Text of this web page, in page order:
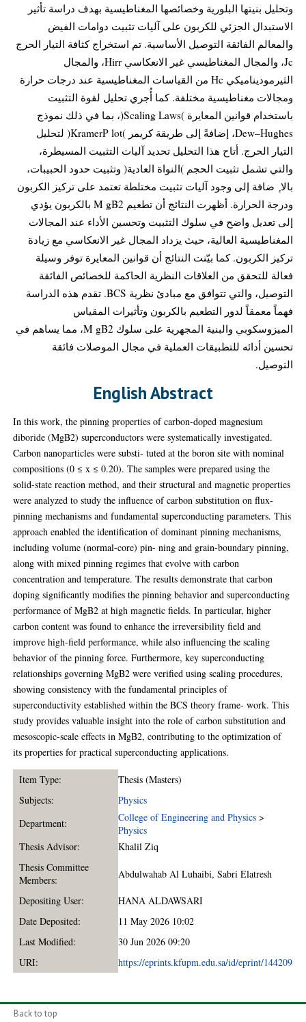
وتحليل بنيتها البلورية وخصائصها المغناطيسية بهدف دراسة تأثير
الاستبدال الجزئي للكربون على آليات تثبيت دوامات الفيض
والمعالم الفائقة التوصيل الأساسية. تم استخراج كثافة التيار الحرج
Jc، والمجال المغناطيسي غير الانعكاسي Hirr، والمجال
الثيرموديناميكي Hc من القياسات المغناطيسية عند درجات حرارة
ومجالات مغناطيسية مختلفة. كما أُجري تحليل لقوة التثبيت
باستخدام قوانين المعايرة )Scaling Laws(، بما في ذلك نموذج
Dew–Hughes، إضافةً إلى طريقة كريمر )KramerP lot( لتحليل
التيار الحرج. أتاح هذا التحليل تحديد آليات التثبيت المسيطرة،
والتي تشمل تثبيت الحجم )النواة العادية( وتثبيت حدود الحبيبات،
بالا ٕ ضافة إلى وجود آليات تثبيت مختلطة تعتمد على تركيز الكربون
ودرجة الحرارة. أظهرت النتائج أن تطعيم M gB2 بالكربون يؤدي
إلى تعديل واضح في سلوك التثبيت وتحسين الأداء عند المجالات
المغناطيسية العالية، حيث يزداد المجال غير الانعكاسي مع زيادة
تركيز الكربون. كما بيّنت النتائج أن قوانين المعايرة توفر وسيلة
فعالة للتحقق من العلاقات النظرية الحاكمة للخصائص الفائقة
التوصيل، والتي تتوافق مع مبادئ نظرية BCS. تقدم هذه الدراسة
فهماً معمقاً لدور التطعيم بالكربون وتأثيرات المقياس
الميزوسكوبي والبنية المجهرية على سلوك M gB2، مما يساهم في
تحسين أدائه للتطبيقات العملية في مجال الموصلات فائقة
التوصيل.
English Abstract
In this work, the pinning properties of carbon-doped magnesium
diboride (MgB2) superconductors were systematically investigated.
Carbon nanoparticles were substi- tuted at the boron site with nominal
compositions (0 ≤ x ≤ 0.20). The samples were prepared using the
solid-state reaction method, and their structural and magnetic properties
were analyzed to study the influence of carbon substitution on flux-
pinning mechanisms and fundamental superconducting parameters. This
approach enabled the identification of dominant pinning mechanisms,
including volume (normal-core) pin- ning and grain-boundary pinning,
along with mixed pinning regimes that evolve with carbon
concentration and temperature. The results demonstrate that carbon
doping significantly modifies the pinning behavior and superconducting
performance of MgB2 at high magnetic fields. In particular, higher
carbon content was found to enhance the irreversibility field and
improve high-field performance, while also influencing the scaling
behavior of the pinning force. Furthermore, key superconducting
relationships governing MgB2 were verified using scaling procedures,
showing consistency with the fundamental principles of
superconductivity established within the BCS theory frame- work. This
study provides valuable insight into the role of carbon substitution and
mesoscopic-scale effects in MgB2, contributing to the optimization of
its properties for practical superconducting applications.
Item Type:
Thesis (Masters)
Subjects:
Physics
Department:
College of Engineering and Physics >
Physics
Thesis Advisor:
Khalil Ziq
Thesis Committee
Members:
Abdulwahab Al Luhaibi,Sabri Elatresh
Depositing User:
HANA ALDAWSARI
Date Deposited:
11 May 2026 10:02
Last Modified:
30 Jun 2026 09:20
URI:
https://eprints.kfupm.edu.sa/id/eprint/144209
Back to top